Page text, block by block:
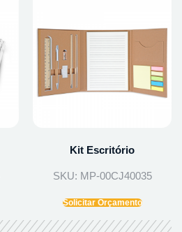
Kit Escritório
SKU: MP-00CJ40035
Solicitar Orçamento